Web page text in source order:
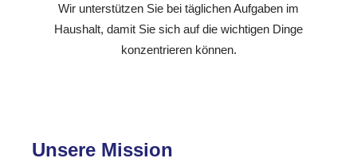
Wir unterstützen Sie bei täglichen Aufgaben im
Haushalt, damit Sie sich auf die wichtigen Dinge
konzentrieren können.
Unsere Mission